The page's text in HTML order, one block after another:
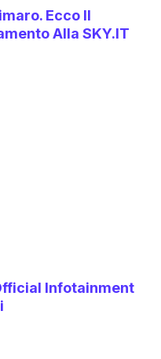
Ecco Il
Alla SKY.IT
Infotainment